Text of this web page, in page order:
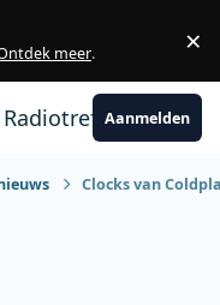
meer. ×
RadiotrefpuntAanmelden
Clocks van